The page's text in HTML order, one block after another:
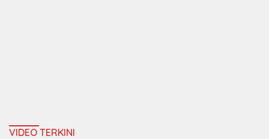
VIDEO TERKINI